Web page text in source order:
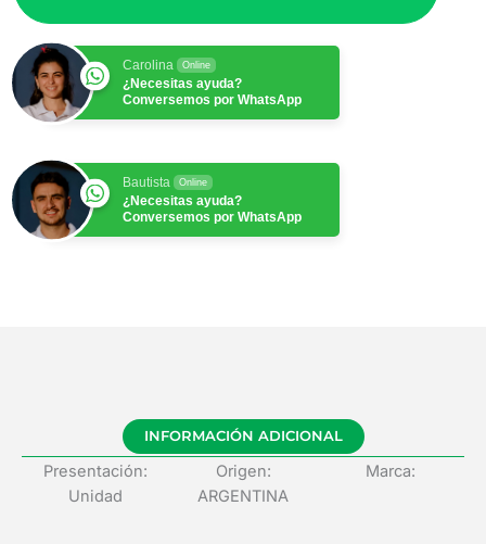
Carolina Online
¿Necesitas ayuda?
Conversemos por WhatsApp
Bautista Online
¿Necesitas ayuda?
Conversemos por WhatsApp
INFORMACIÓN ADICIONAL
Presentación:
Unidad
Origen:
ARGENTINA
Marca: